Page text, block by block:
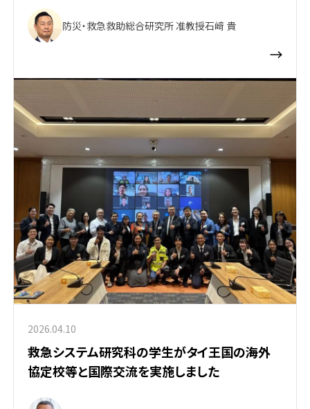
防災・救急救助総合研究所 准教授石﨑 貴
2026.04.10
救急システム研究科の学生がタイ王国の海外
協定校等と国際交流を実施しました